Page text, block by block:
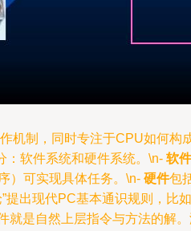
机制，同时专注于CPU如何构
：软件系统和硬件系统。\n- 软件
）可实现具体任务。\n- 硬件包
出现代PC基本通识规则，比
就是自然上层指令与方法的解